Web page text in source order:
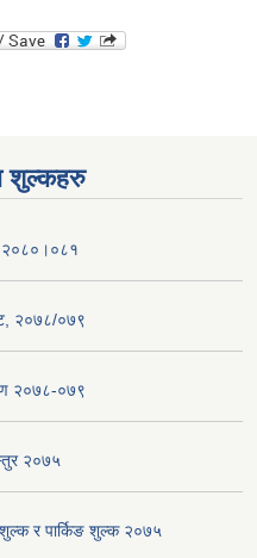
शुल्कहरु
२०८०।०८१
२०७८/०७९
२०७८-०७९
२०७५
शुल्क र पार्किङ शुल्क २०७५